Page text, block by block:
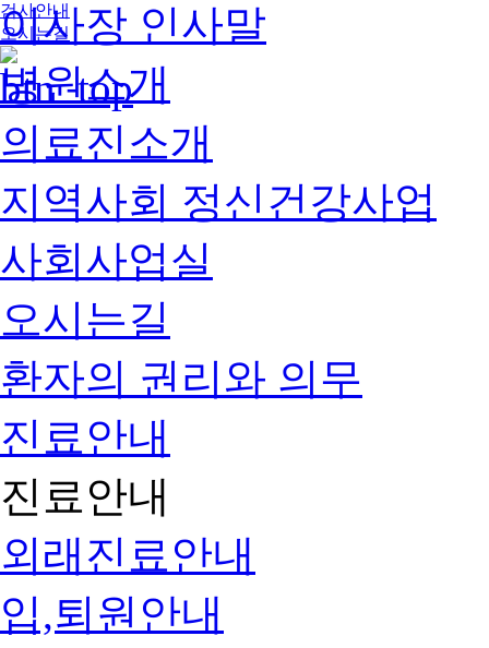
이사장 인사말
병원소개
의료진소개
지역사회 정신건강사업
사회사업실
오시는길
환자의 권리와 의무
진료안내
진료안내
외래진료안내
입,퇴원안내
검사안내
오시는길